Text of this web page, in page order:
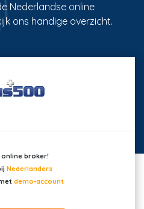
Nederlandse online
ons handige overzicht.
broker!
Nederlanders
demo-account